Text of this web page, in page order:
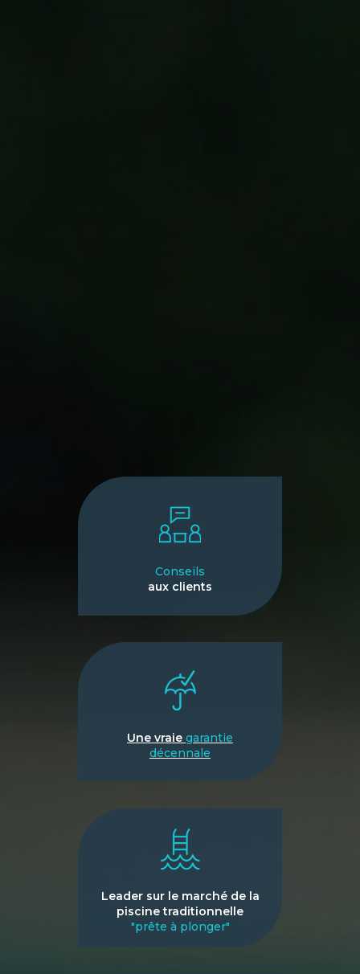
Conseils
aux clients
Une vraie garantie
décennale
Leader sur le marché de la
piscine traditionnelle
"prête à plonger"